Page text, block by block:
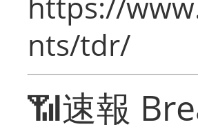
nts/tdr/
📶速報